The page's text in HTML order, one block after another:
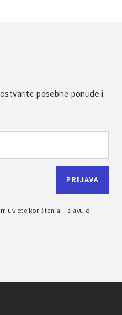
posebne ponude i
uvjete korištenja i izjavu o